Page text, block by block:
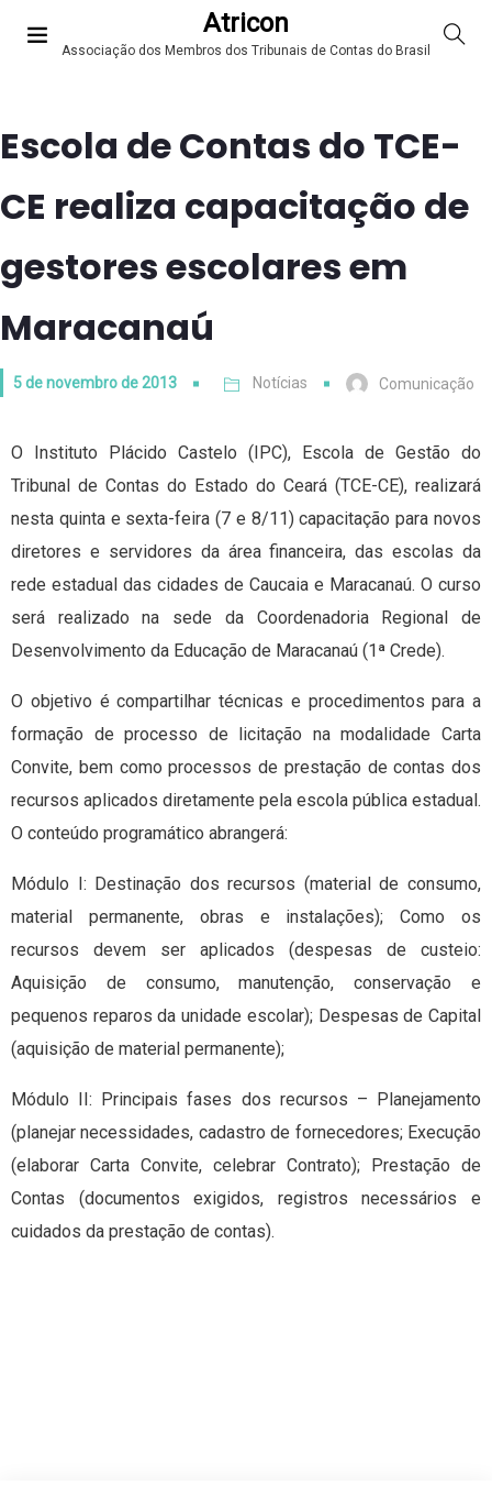
Atricon
Associação dos Membros dos Tribunais de Contas do Brasil
Escola de Contas do TCE-
CE realiza capacitação de
gestores escolares em
Maracanaú
5 de novembro de 2013 Notícias Comunicação
O Instituto Plácido Castelo (IPC), Escola de Gestão do
Tribunal de Contas do Estado do Ceará (TCE-CE), realizará
nesta quinta e sexta-feira (7 e 8/11) capacitação para novos
diretores e servidores da área financeira, das escolas da
rede estadual das cidades de Caucaia e Maracanaú. O curso
será realizado na sede da Coordenadoria Regional de
Desenvolvimento da Educação de Maracanaú (1ª Crede).
O objetivo é compartilhar técnicas e procedimentos para a
formação de processo de licitação na modalidade Carta
Convite, bem como processos de prestação de contas dos
recursos aplicados diretamente pela escola pública estadual.
O conteúdo programático abrangerá:
Módulo I: Destinação dos recursos (material de consumo,
material permanente, obras e instalações); Como os
recursos devem ser aplicados (despesas de custeio:
Aquisição de consumo, manutenção, conservação e
pequenos reparos da unidade escolar); Despesas de Capital
(aquisição de material permanente);
Módulo II: Principais fases dos recursos – Planejamento
(planejar necessidades, cadastro de fornecedores; Execução
(elaborar Carta Convite, celebrar Contrato); Prestação de
Contas (documentos exigidos, registros necessários e
cuidados da prestação de contas).